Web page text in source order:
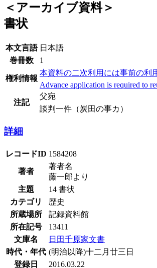
＜アーカイブ資料＞
書状
本文言語 日本語
巻冊数
1
権利情報
本資料の二次利用には事前の利
Advance application is required to
注記
父宛
談判一件（炭田の事カ）
詳細
レコードID 1584208
著者
著者名
藤一郎より
主題
14 書状
カテゴリ
歴史
所蔵場所
記録資料館
所在記号
13411
文庫名
日田千原家文書
時代・年代 (明治以降)十二月廿三日
登録日
2016.03.22